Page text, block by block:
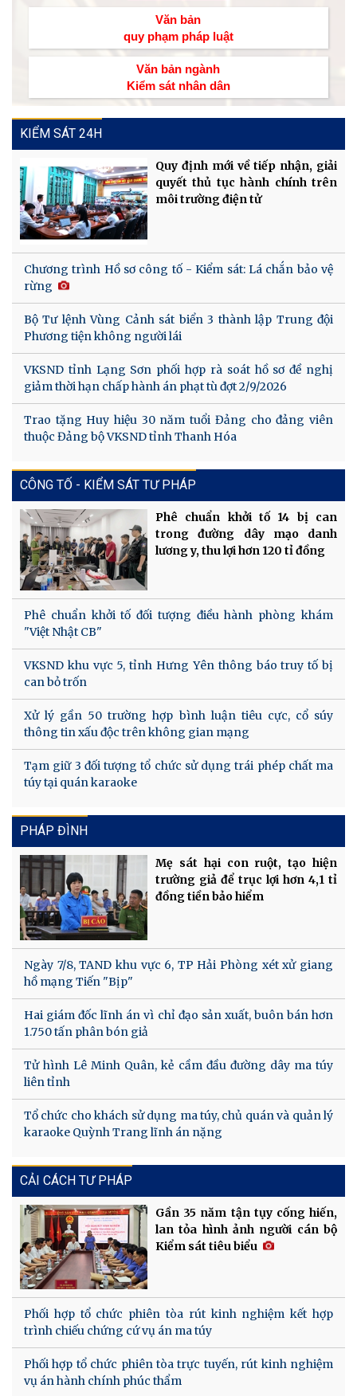
Văn bản
quy phạm pháp luật
Văn bản ngành
Kiểm sát nhân dân
KIỂM SÁT 24H
Quy định mới về tiếp nhận, giải
quyết thủ tục hành chính trên
môi trường điện tử
Chương trình Hồ sơ công tố - Kiểm sát: Lá chắn bảo vệ
rừng
Bộ Tư lệnh Vùng Cảnh sát biển 3 thành lập Trung đội
Phương tiện không người lái
VKSND tỉnh Lạng Sơn phối hợp rà soát hồ sơ đề nghị
giảm thời hạn chấp hành án phạt tù đợt 2/9/2026
Trao tặng Huy hiệu 30 năm tuổi Đảng cho đảng viên
thuộc Đảng bộ VKSND tỉnh Thanh Hóa
CÔNG TỐ - KIỂM SÁT TƯ PHÁP
Phê chuẩn khởi tố 14 bị can
trong đường dây mạo danh
lương y, thu lợi hơn 120 tỉ đồng
Phê chuẩn khởi tố đối tượng điều hành phòng khám
"Việt Nhật CB"
VKSND khu vực 5, tỉnh Hưng Yên thông báo truy tố bị
can bỏ trốn
Xử lý gần 50 trường hợp bình luận tiêu cực, cổ súy
thông tin xấu độc trên không gian mạng
Tạm giữ 3 đối tượng tổ chức sử dụng trái phép chất ma
túy tại quán karaoke
PHÁP ĐÌNH
Mẹ sát hại con ruột, tạo hiện
trường giả để trục lợi hơn 4,1 tỉ
đồng tiền bảo hiểm
Ngày 7/8, TAND khu vực 6, TP Hải Phòng xét xử giang
hồ mạng Tiến "Bịp"
Hai giám đốc lĩnh án vì chỉ đạo sản xuất, buôn bán hơn
1.750 tấn phân bón giả
Tử hình Lê Minh Quân, kẻ cầm đầu đường dây ma túy
liên tỉnh
Tổ chức cho khách sử dụng ma túy, chủ quán và quản lý
karaoke Quỳnh Trang lĩnh án nặng
CẢI CÁCH TƯ PHÁP
Gần 35 năm tận tụy cống hiến,
lan tỏa hình ảnh người cán bộ
Kiểm sát tiêu biểu
Phối hợp tổ chức phiên tòa rút kinh nghiệm kết hợp
trình chiếu chứng cứ vụ án ma túy
Phối hợp tổ chức phiên tòa trực tuyến, rút kinh nghiệm
vụ án hành chính phúc thẩm